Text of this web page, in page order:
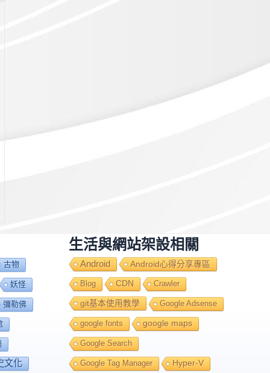
古物
妖怪
彌勒佛
文化
生活與網站架設相關
Android Android心得分享專區
Blog CDN Crawler
git基本使用教學 Google Adsense
google fonts google maps
Google Search
Google Tag Manager Hyper-V